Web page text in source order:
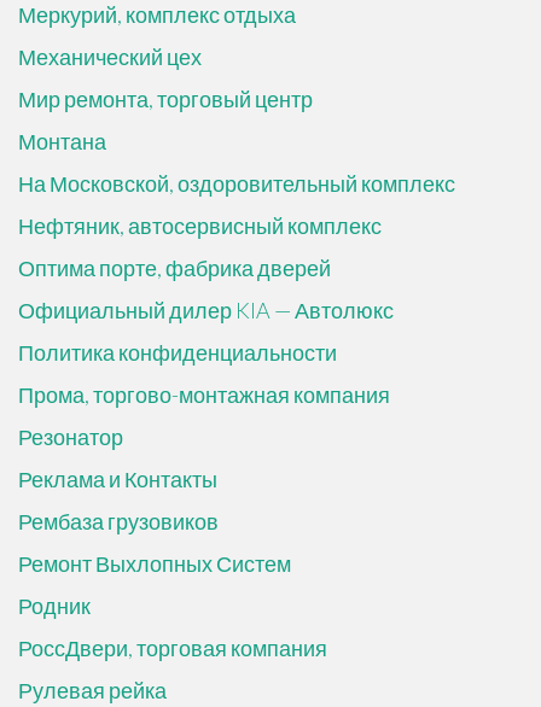
Меркурий, комплекс отдыха
Механический цех
Мир ремонта, торговый центр
Монтана
На Московской, оздоровительный комплекс
Нефтяник, автосервисный комплекс
Оптима порте, фабрика дверей
Официальный дилер KIA — Автолюкс
Политика конфиденциальности
Прома, торгово-монтажная компания
Резонатор
Реклама и Контакты
Рембаза грузовиков
Ремонт Выхлопных Систем
Родник
РоссДвери, торговая компания
Рулевая рейка